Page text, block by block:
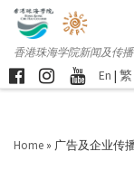
香港珠海学院新闻及传
En | 繁
Home » 广告及企业传